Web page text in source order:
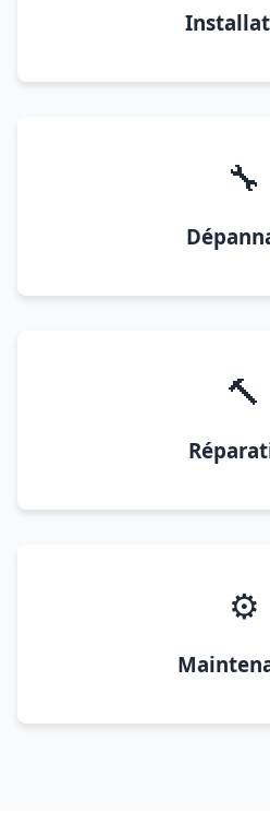
🔧
🔨
⚙️